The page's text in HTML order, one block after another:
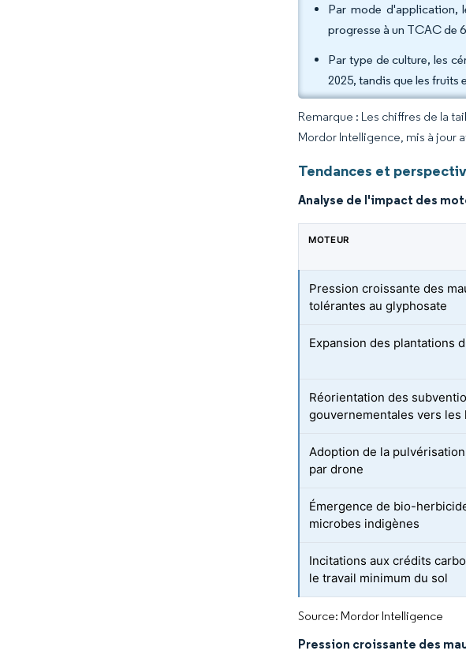
Par mode d'application,
progresse à un TCAC de
Par type de culture, les
2025, tandis que les fruits
Remarque : Les chiffres de la
Mordor Intelligence, mis à jour
Tendances et
Analyse de l'impact des
MOTEUR
Pression croissante des
tolérantes au glyphosate
Expansion des plantations
Réorientation des
gouvernementales vers les
Adoption de la
par drone
Émergence de bio-
microbes indigènes
Incitations aux crédits
le travail minimum du sol
Source: Mordor Intelligence
Pression croissante des